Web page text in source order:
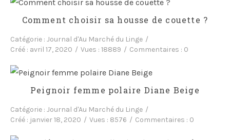
Comment choisir sa housse de couette ?
Catégorie : Journal d'Au Marché du Linge
Créé : avril 17, 2020 Vues : 18889 Commentaires : 0
Peignoir femme polaire Diane Beige
Catégorie : Journal d'Au Marché du Linge
Créé : janvier 18, 2020 Vues : 8576 Commentaires : 0